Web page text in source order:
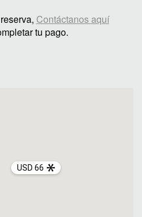
Contáctanos aquí
tu pago.
USD 66